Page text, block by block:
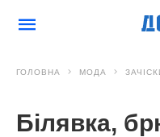
ГОЛОВНА МОДА
Білявка,